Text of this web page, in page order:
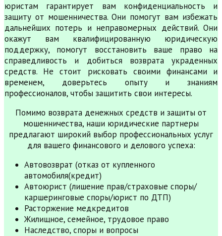
юристам гарантирует вам конфиденциальность и
защиту от мошенничества. Они помогут вам избежать
дальнейших потерь и неправомерных действий. Они
окажут вам квалифицированную юридическую
поддержку, помогут восстановить ваше право на
справедливость и добиться возврата украденных
средств. Не стоит рисковать своими финансами и
временем, доверьтесь опыту и знаниям
профессионалов, чтобы защитить свои интересы.
Помимо возврата денежных средств и защиты от
мошенничества, наши юридические партнеры
предлагают широкий выбор профессиональных услуг
для вашего финансового и делового успеха:
Автовозврат (отказ от купленного
автомобиля(кредит)
Автоюрист (лишение прав/страховые споры/
каршеринговые споры/юрист по ДТП)
Расторжение медкредитов
Жилищное, семейное, трудовое право
Наследство, споры и вопросы